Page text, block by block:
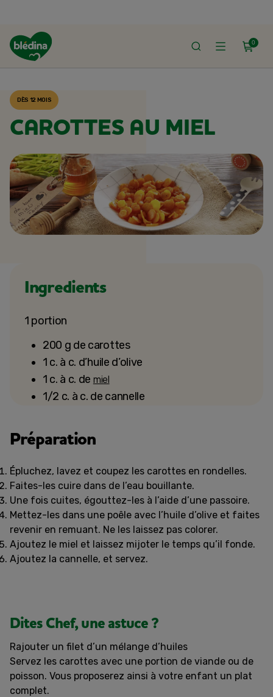
0
ACCUEIL
DÈS 12 MOIS
CAROTTES AU MIEL
Ingredients
1 portion
200 g de carottes
1 c. à c. d’huile d’olive
1 c. à c. de miel
1/2 c. à c. de cannelle
Préparation
Épluchez, lavez et coupez les carottes en rondelles.
Faites-les cuire dans de l’eau bouillante.
Une fois cuites, égouttez-les à l’aide d’une passoire.
Mettez-les dans une poêle avec l’huile d’olive et faites
revenir en remuant. Ne les laissez pas colorer.
Ajoutez le miel et laissez mijoter le temps qu’il fonde.
Ajoutez la cannelle, et servez.
Dites Chef, une astuce ?
Rajouter un filet d’un mélange d’huiles
Servez les carottes avec une portion de viande ou de
poisson. Vous proposerez ainsi à votre enfant un plat
complet.